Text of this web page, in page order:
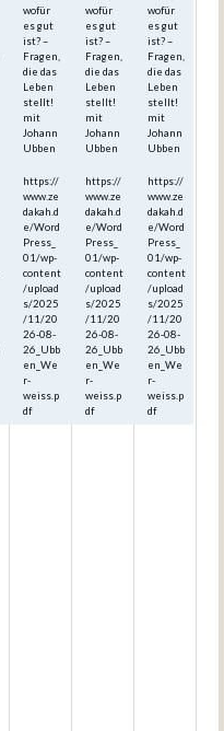
wofür
es gut
ist? –
Fragen,
die das
Leben
stellt!
mit
Johann
Ubben
https://
www.ze
dakah.d
e/Word
Press_
01/wp-
content
/upload
s/2025
/11/20
26-08-
26_Ubb
en_We
r-
weiss.p
df
wofür
es gut
ist? –
Fragen,
die das
Leben
stellt!
mit
Johann
Ubben
https://
www.ze
dakah.d
e/Word
Press_
01/wp-
content
/upload
s/2025
/11/20
26-08-
26_Ubb
en_We
r-
weiss.p
df
wofür
es gut
ist? –
Fragen,
die das
Leben
stellt!
mit
Johann
Ubben
https://
www.ze
dakah.d
e/Word
Press_
01/wp-
content
/upload
s/2025
/11/20
26-08-
26_Ubb
en_We
r-
weiss.p
df